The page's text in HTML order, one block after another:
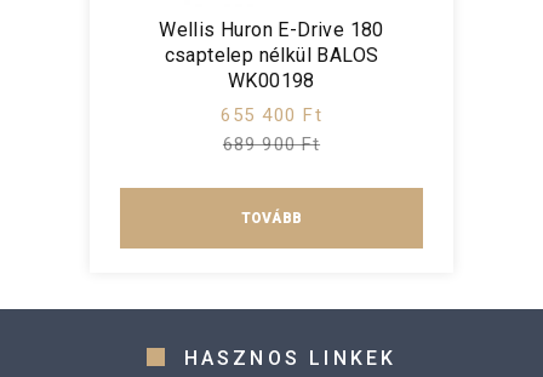
Wellis Huron E-Drive 180
csaptelep nélkül BALOS
WK00198
655 400 Ft
689 900 Ft
TOVÁBB
HASZNOS LINKEK